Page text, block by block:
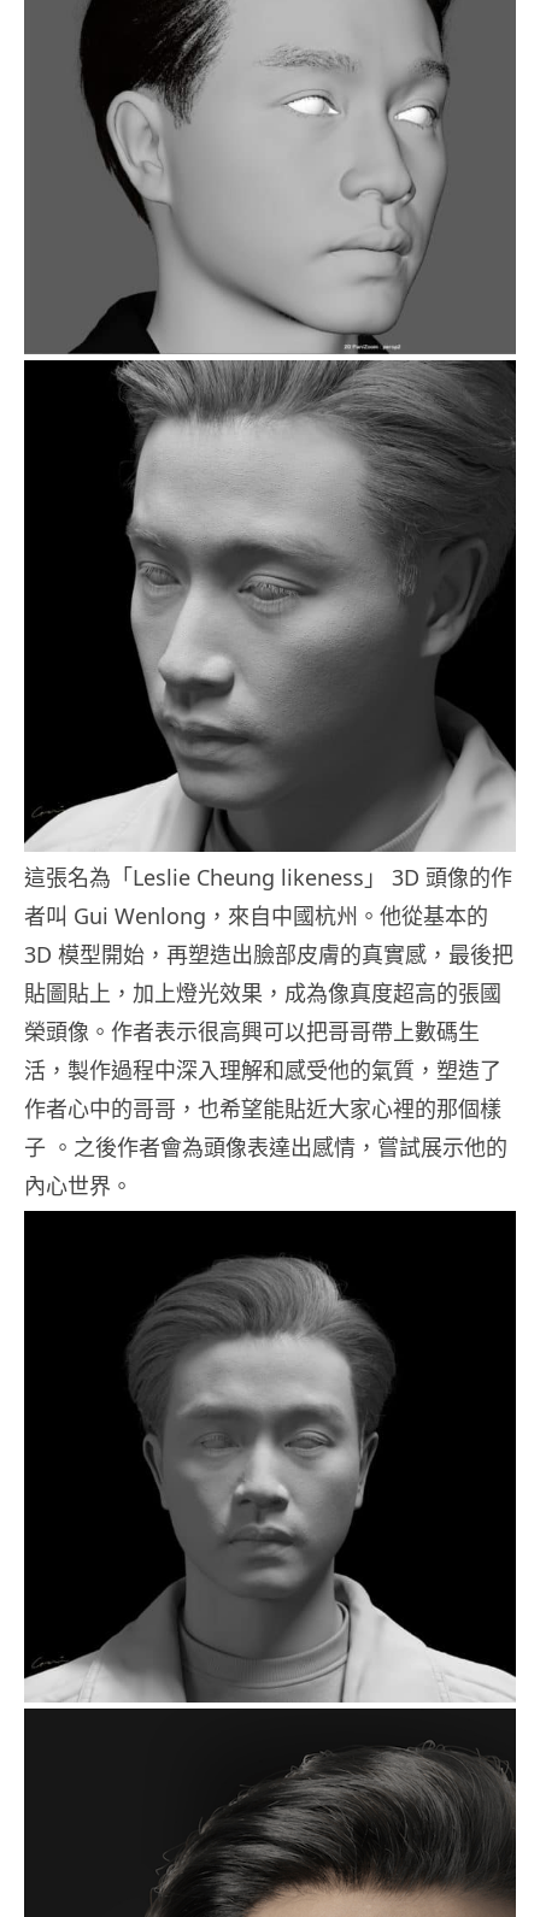
這張名為「Leslie Cheung likeness」 3D 頭像的作
者叫 Gui Wenlong，來自中國杭州。他從基本的
3D 模型開始，再塑造出臉部皮膚的真實感，最後把
貼圖貼上，加上燈光效果，成為像真度超高的張國
榮頭像。作者表示很高興可以把哥哥帶上數碼生
活，製作過程中深入理解和感受他的氣質，塑造了
作者心中的哥哥，也希望能貼近大家心裡的那個樣
子 。之後作者會為頭像表達出感情，嘗試展示他的
內心世界。